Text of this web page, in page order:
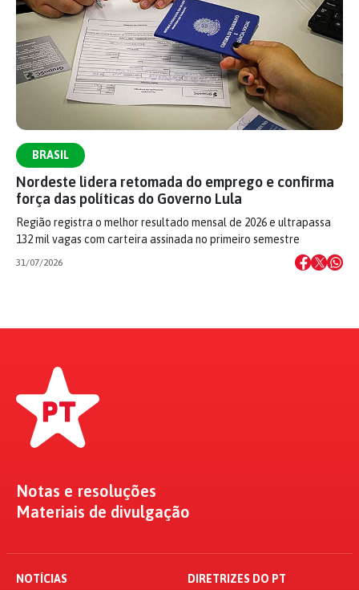
BRASIL
Nordeste lidera retomada do emprego e confirma
força das políticas do Governo Lula
Região registra o melhor resultado mensal de 2026 e ultrapassa
132 mil vagas com carteira assinada no primeiro semestre
31/07/2026
Notas e resoluções
Materiais de divulgação
NOTÍCIAS DIRETRIZES DO PT